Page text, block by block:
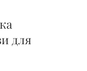
для